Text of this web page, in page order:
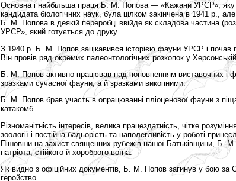
Основна і найбільша праця Б. М. Попова — «Кажани УРСР», яку
кандидата біологічних наук, була цілком закінчена в 1941 p.,
Б. М. Попова в деякій переробці ввійде як складова частина
УРСР», який готується до друку.
З 1940 р. Б. М. Попов зацікавився історією фауни УРСР і почав
Він провів ряд окремих палеонтологічних розкопок у
Б. М. Попов активно працював над поповненням виставочних і
зразками сучасної фауни, а й зразками викопними.
Б. М. Попов брав участь в опрацюванні пліоценової фауни з
катакомб.
Різноманітність інтересів, велика працездатність, чітке
зоології і постійна бадьорість та наполегливість у роботі
Пішовши на захист священних рубежів нашої Батьківщини, Б.
патріота, стійкого й хороброго воїна.
Як видно з офіційних документів, Б. М. Попов загинув у бою за
геройство.